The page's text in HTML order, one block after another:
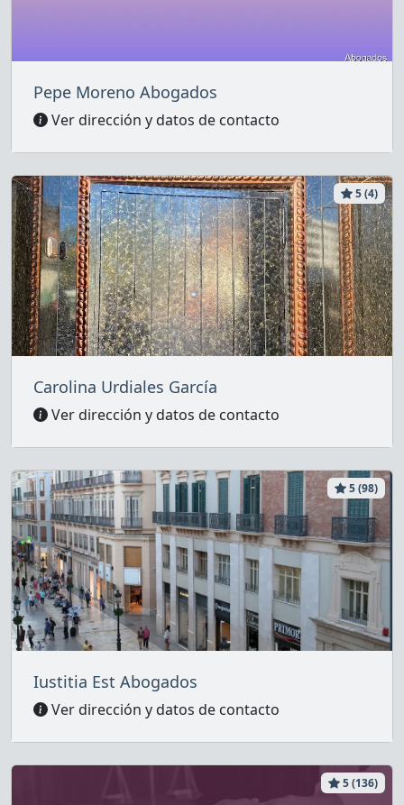
Pepe Moreno Abogados
Ver dirección y datos de contacto
5 (4)
Carolina Urdiales García
Ver dirección y datos de contacto
5 (98)
Iustitia Est Abogados
Ver dirección y datos de contacto
5 (136)